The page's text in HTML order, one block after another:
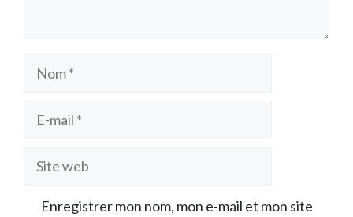
Nom
Site
Enregistrer mon nom, mon e-mail et mon site